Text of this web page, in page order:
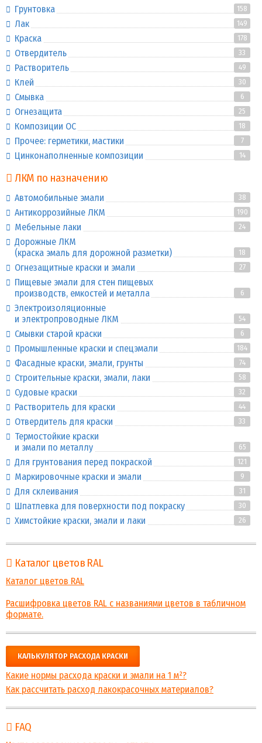
Грунтовка 158
Лак 149
Краска 178
Отвердитель 33
Растворитель 49
Клей 30
Смывка 6
Огнезащита 25
Композиции ОС 18
Прочее: герметики, мастики 7
Цинконаполненные композиции 14
ЛКМ по назначению
Автомобильные эмали 38
Антикоррозийные ЛКМ 190
Мебельные лаки 24
Дорожные ЛКМ
(краска эмаль для дорожной разметки)
18
Огнезащитные краски и эмали 27
Пищевые эмали для стен пищевых
производств, емкостей и металла
6
Электроизоляционные
и электропроводные ЛКМ
54
Смывки старой краски 6
Промышленные краски и спецэмали 184
Фасадные краски, эмали, грунты 74
Строительные краски, эмали, лаки 58
Судовые краски 32
Растворитель для краски 44
Отвердитель для краски 33
Термостойкие краски
и эмали по металлу
65
Для грунтования перед покраской 121
Маркировочные краски и эмали 9
Для склеивания 31
Шпатлевка для поверхности под покраску 30
Химстойкие краски, эмали и лаки 26
Каталог цветов RAL
Каталог цветов RAL
Расшифровка цветов RAL с названиями цветов в табличном
формате.
КАЛЬКУЛЯТОР РАСХОДА КРАСКИ
Какие нормы расхода краски и эмали на 1 м²?
Как рассчитать расход лакокрасочных материалов?
FAQ